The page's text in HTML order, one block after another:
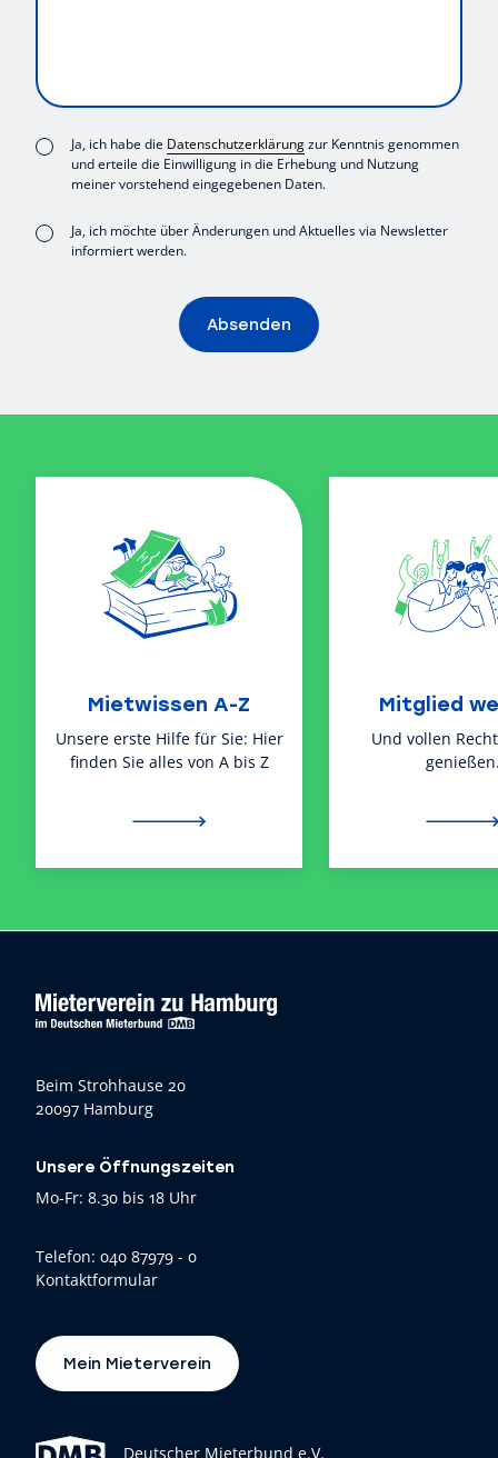
Consent
(erforderlich)
Ja, ich habe die Datenschutzerklärungzur Kenntnis genommen
und erteile die Einwilligung in die Erhebung und Nutzung
meiner vorstehend eingegebenen Daten.
ConsentJa, ich möchte über Änderungen und Aktuelles via Newsletter
informiert werden.
Absenden
Mietwissen A-Z
Unsere erste Hilfe für Sie: Hier
finden Sie alles von A bis Z
Mitglied
Und vollen
Beim Strohhause 20
20097 Hamburg
Unsere Öffnungszeiten
Mo-Fr: 8.30 bis 18 Uhr
Telefon: 040 87979 - 0
Kontaktformular
Deutscher Mieterbund e.V.
Mein Mieterverein